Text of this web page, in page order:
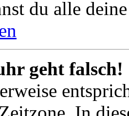
du alle
geht falsch!